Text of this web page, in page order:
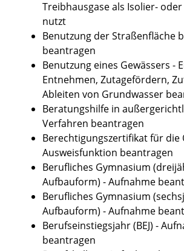
Treibhausgase als Isolier-
nutzt
Benutzung der Straßenfläche
beantragen
Benutzung eines Gewässers -
Entnehmen, Zutagefördern,
Ableiten von Grundwasser
Beratungshilfe in
Verfahren beantragen
Berechtigungszertifikat für die
Ausweisfunktion beantragen
Berufliches Gymnasium
Aufbauform) - Aufnahme
Berufliches Gymnasium
Aufbauform) - Aufnahme
Berufseinstiegsjahr (BEJ) -
beantragen